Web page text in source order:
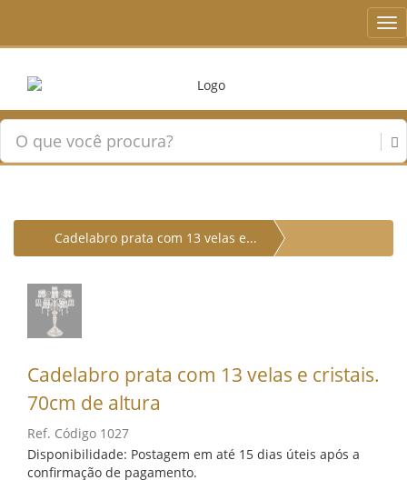
Cadelabro prata com 13 velas e...
Cadelabro prata com 13 velas e cristais.
70cm de altura
Ref. Código 1027
Disponibilidade: Postagem em até 15 dias úteis após a
confirmação de pagamento.